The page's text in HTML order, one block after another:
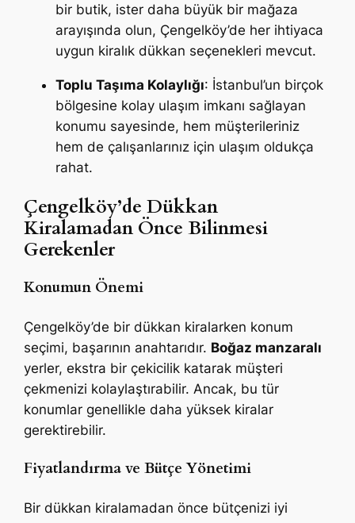
bir butik, ister daha büyük bir mağaza
arayışında olun, Çengelköy’de her ihtiyaca
uygun kiralık dükkan seçenekleri mevcut.
Toplu Taşıma Kolaylığı: İstanbul’un birçok
bölgesine kolay ulaşım imkanı sağlayan
konumu sayesinde, hem müşterileriniz
hem de çalışanlarınız için ulaşım oldukça
rahat.
Çengelköy’de Dükkan
Kiralamadan Önce Bilinmesi
Gerekenler
Konumun Önemi
Çengelköy’de bir dükkan kiralarken konum
seçimi, başarının anahtarıdır. Boğaz manzaralı
yerler, ekstra bir çekicilik katarak müşteri
çekmenizi kolaylaştırabilir. Ancak, bu tür
konumlar genellikle daha yüksek kiralar
gerektirebilir.
Fiyatlandırma ve Bütçe Yönetimi
Bir dükkan kiralamadan önce bütçenizi iyi